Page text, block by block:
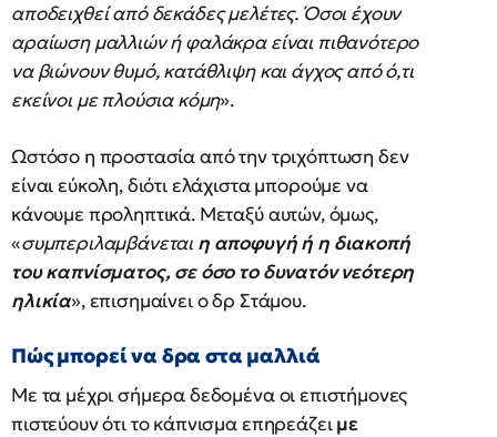
αποδειχθεί από δεκάδες μελέτες. Όσοι έχουν
αραίωση μαλλιών ή φαλάκρα είναι πιθανότερο
να βιώνουν θυμό, κατάθλιψη και άγχος από ό,τι
εκείνοι με πλούσια κόμη».
Ωστόσο η προστασία από την τριχόπτωση δεν
είναι εύκολη, διότι ελάχιστα μπορούμε να
κάνουμε προληπτικά. Μεταξύ αυτών, όμως,
«συμπεριλαμβάνεται η αποφυγή ή η διακοπή
του καπνίσματος, σε όσο το δυνατόν νεότερη
ηλικία», επισημαίνει ο δρ Στάμου.
Πώς μπορεί να δρα στα μαλλιά
Με τα μέχρι σήμερα δεδομένα οι επιστήμονες
πιστεύουν ότι το κάπνισμα επηρεάζειμε